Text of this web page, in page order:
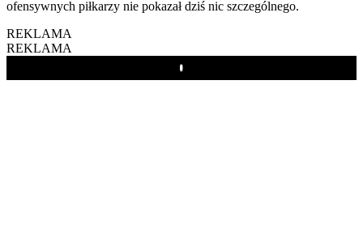
ofensywnych piłkarzy nie pokazał dziś nic szczególnego.
REKLAMA
REKLAMA
Play